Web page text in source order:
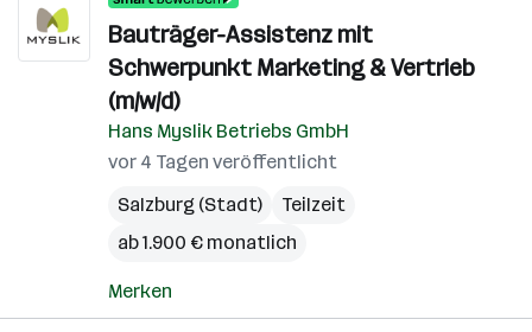
Bauträger-Assistenz mit
Schwerpunkt Marketing & Vertrieb
(m/w/d)
Hans Myslik Betriebs GmbH
vor 4 Tagen veröffentlicht
Salzburg (Stadt)
Teilzeit
ab 1.900 € monatlich
Merken